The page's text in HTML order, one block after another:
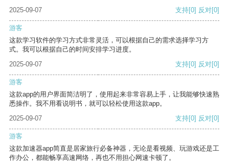
2025-09-07
支持[0] 反对[0]
游客
这款学习软件的学习方式非常灵活，可以根据自己的需求选择学习方
式。我可以根据自己的时间安排学习进度。
2025-09-07
支持[0] 反对[0]
游客
这款app的用户界面简洁明了，使用起来非常容易上手，让我能够快速熟
悉操作。我不用看说明书，就可以轻松使用这款app。
2025-09-07
支持[0] 反对[0]
游客
这款加速器app简直是居家旅行必备神器，无论是看视频、玩游戏还是工
作办公，都能畅享高速网络，再也不用担心网速卡顿了。